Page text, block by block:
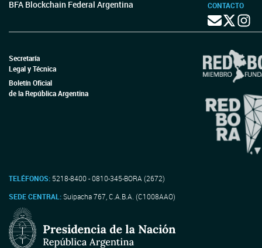
BFA Blockchain Federal Argentina
CONTACTO
Secretaría
Legal y Técnica
Boletín Oficial
de la República Argentina
TELÉFONOS: 5218-8400 - 0810-345-BORA (2672)
SEDE CENTRAL:Suipacha 767, C.A.B.A. (C1008AAO)